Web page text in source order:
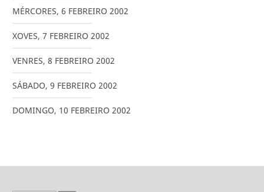
MÉRCORES, 6 FEBREIRO 2002
XOVES, 7 FEBREIRO 2002
VENRES, 8 FEBREIRO 2002
SÁBADO, 9 FEBREIRO 2002
DOMINGO, 10 FEBREIRO 2002